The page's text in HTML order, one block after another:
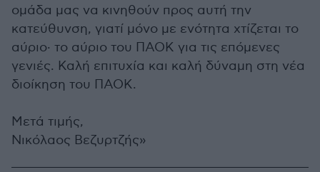
ομάδα μας να κινηθούν προς αυτή την
κατεύθυνση, γιατί μόνο με ενότητα χτίζεται το
αύριο· το αύριο του ΠΑΟΚ για τις επόμενες
γενιές. Καλή επιτυχία και καλή δύναμη στη νέα
διοίκηση του ΠΑΟΚ.
Μετά τιμής,
Νικόλαος Βεζυρτζής»